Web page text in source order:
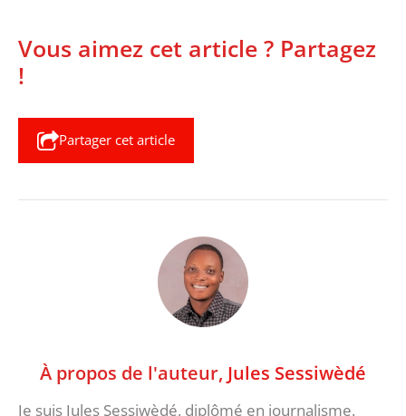
Vous aimez cet article ? Partagez
!
Partager cet article
À propos de l'auteur, Jules Sessiwèdé
Je suis Jules Sessiwèdé, diplômé en journalisme.